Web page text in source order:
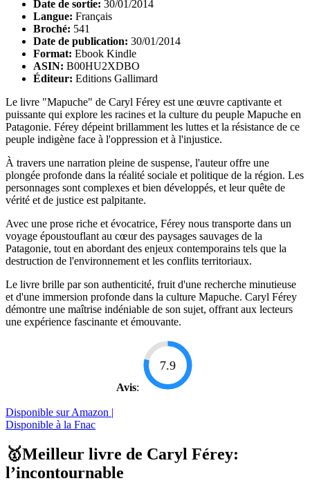
Date de sortie: 30/01/2014
Langue: Français
Broché: 541
Date de publication: 30/01/2014
Format: Ebook Kindle
ASIN: B00HU2XDBO
Éditeur: Editions Gallimard
Le livre "Mapuche" de Caryl Férey est une œuvre captivante et
puissante qui explore les racines et la culture du peuple Mapuche en
Patagonie. Férey dépeint brillamment les luttes et la résistance de ce
peuple indigène face à l'oppression et à l'injustice.
À travers une narration pleine de suspense, l'auteur offre une
plongée profonde dans la réalité sociale et politique de la région. Les
personnages sont complexes et bien développés, et leur quête de
vérité et de justice est palpitante.
Avec une prose riche et évocatrice, Férey nous transporte dans un
voyage époustouflant au cœur des paysages sauvages de la
Patagonie, tout en abordant des enjeux contemporains tels que la
destruction de l'environnement et les conflits territoriaux.
Le livre brille par son authenticité, fruit d'une recherche minutieuse
et d'une immersion profonde dans la culture Mapuche. Caryl Férey
démontre une maîtrise indéniable de son sujet, offrant aux lecteurs
une expérience fascinante et émouvante.
Avis:
7.9
Disponible sur Amazon |
Disponible à la Fnac
🥇Meilleur livre de Caryl Férey:
l’incontournable